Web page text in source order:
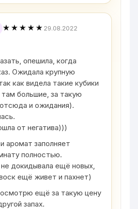
★★★★★ 29.08.2022
опешила, когда
Ожидала крупную
как видела такие кубики
большие, за такую
и ожидания).
от негатива)))
аромат заполняет
полностью.
докидывала ещё новых,
ещё живет и пахнет)
ещё за такую цену
запах.